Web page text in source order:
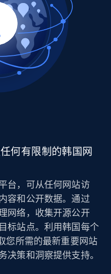
何有限制的韩国网
台，可从任何网站访
容和公开数据。通过
网络，收集开源公开
标站点。利用韩国每个
您所需的最新重要网站
决策和洞察提供支持。